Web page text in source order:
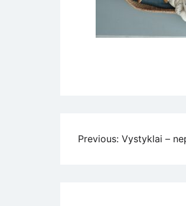
Navigacija
Previous: Vystyklai –